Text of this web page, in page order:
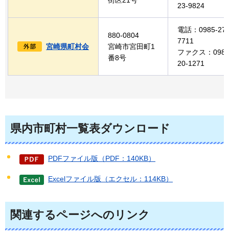
23-9824
宮崎県町村会
880-0804
宮崎市宮田町1
番8号
電話：0985-27-
7711
ファクス：
20-1271
県内市町村一覧表ダウンロード
PDFファイル版（PDF：140KB）
Excelファイル版（エクセル：114KB）
関連するページへのリンク